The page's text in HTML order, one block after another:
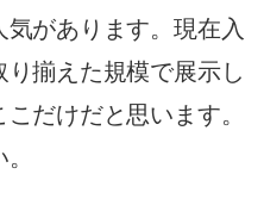
があります。現在入
揃えた規模で展示し
だけだと思います。